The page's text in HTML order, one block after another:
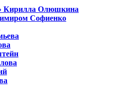
Кирилла Олюшкина
Софиенко